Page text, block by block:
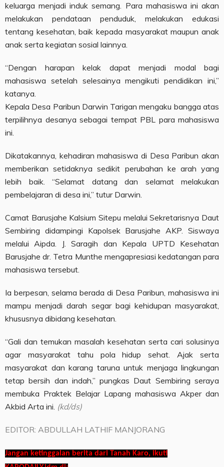
keluarga menjadi induk semang. Para mahasiswa ini akan
melakukan pendataan penduduk, melakukan edukasi
tentang kesehatan, baik kepada masyarakat maupun anak
anak serta kegiatan sosial lainnya.
“Dengan harapan kelak dapat menjadi modal bagi
mahasiswa setelah selesainya mengikuti pendidikan ini,”
katanya.
Kepala Desa Paribun Darwin Tarigan mengaku bangga atas
terpilihnya desanya sebagai tempat PBL para mahasiswa
ini.
Dikatakannya, kehadiran mahasiswa di Desa Paribun akan
memberikan setidaknya sedikit perubahan ke arah yang
lebih baik. “Selamat datang dan selamat melakukan
pembelajaran di desa ini,” tutur Darwin.
Camat Barusjahe Kalsium Sitepu melalui Sekretarisnya Daut
Sembiring didampingi Kapolsek Barusjahe AKP. Siswaya
melalui Aipda. J. Saragih dan Kepala UPTD Kesehatan
Barusjahe dr. Tetra Munthe mengapresiasi kedatangan para
mahasiswa tersebut.
Ia berpesan, selama berada di Desa Paribun, mahasiswa ini
mampu menjadi darah segar bagi kehidupan masyarakat,
khususnya dibidang kesehatan.
“Gali dan temukan masalah kesehatan serta cari solusinya
agar masyarakat tahu pola hidup sehat. Ajak serta
masyarakat dan karang taruna untuk menjaga lingkungan
tetap bersih dan indah,” pungkas Daut Sembiring seraya
membuka Praktek Belajar Lapang mahasiswa Akper dan
Akbid Arta ini. (kd/ds)
EDITOR: ABDULLAH LATHIF MANJORANG
Jangan ketinggalan berita dari Tanah Karo, ikuti